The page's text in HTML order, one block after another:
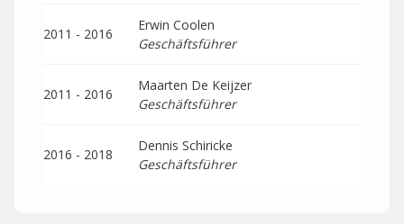
2011 - 2016
Erwin Coolen
Geschäftsführer
2011 - 2016
Maarten De Keijzer
Geschäftsführer
2016 - 2018
Dennis Schiricke
Geschäftsführer